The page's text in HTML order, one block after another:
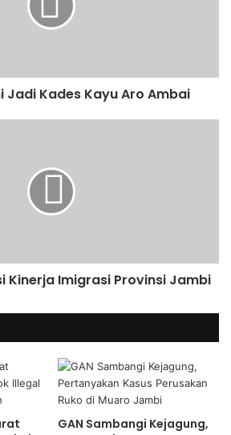
Jadi Kades Kayu Aro Ambai
Kinerja Imigrasi Provinsi Jambi
GAN Sambangi Kejagung,